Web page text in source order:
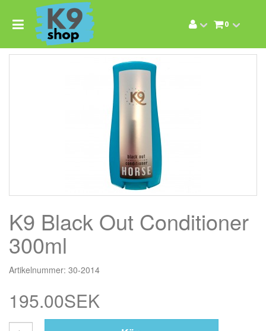
0
K9 Black Out Conditioner
300ml
Artikelnummer: 30-2014
195.00SEK